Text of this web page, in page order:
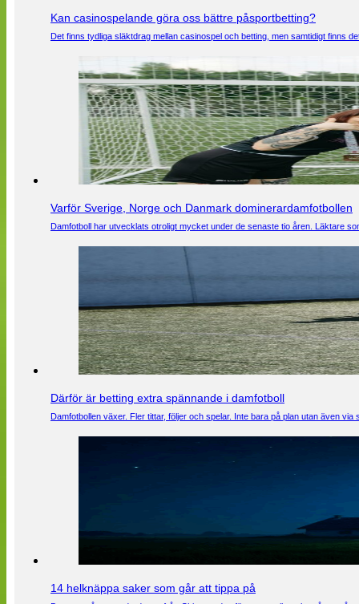
Kan casinospelande göra oss bättre påsportbetting?
Det finns tydliga släktdrag mellan casinospel och betting, men samtidigt finns
Varför Sverige, Norge och Danmark dominerardamfotbollen
Damfotboll har utvecklats otroligt mycket under de senaste tio åren. Läktare
Därför är betting extra spännande i damfotboll
Damfotbollen växer. Fler tittar, följer och spelar. Inte bara på plan utan även
14 helknäppa saker som går att tippa på